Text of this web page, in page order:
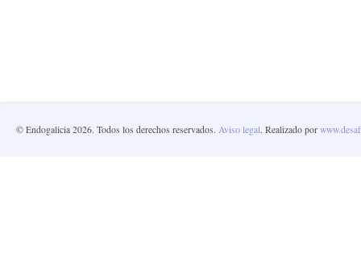
© Endogalicia 2026. Todos los derechos reservados. Aviso legal. Realizado por